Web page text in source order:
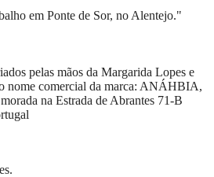
em Ponte de Sor, no Alentejo."
pelas mãos da Margarida Lopes e
nome comercial da marca: ANÁHBIA,
na Estrada de Abrantes 71-B